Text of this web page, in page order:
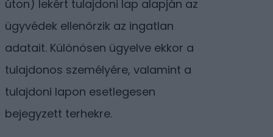
úton) lekért tulajdoni lap alapján az
ügyvédek ellenőrzik az ingatlan
adatait. Különösen ügyelve ekkor a
tulajdonos személyére, valamint a
tulajdoni lapon esetlegesen
bejegyzett terhekre.